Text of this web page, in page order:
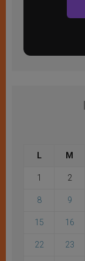
L M
1 2
8 9
15 16
22 23